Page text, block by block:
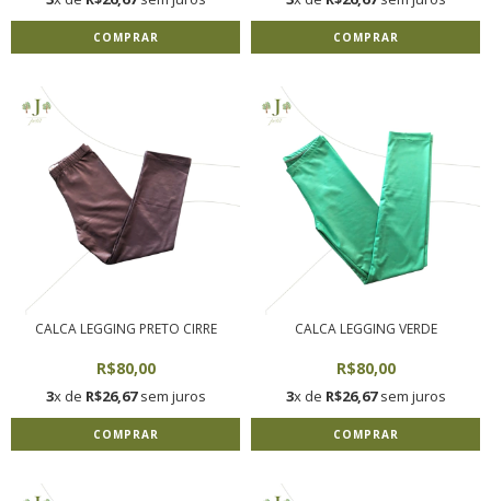
COMPRAR COMPRAR
CALCA LEGGING PRETO CIRRE
R$80,00
3x de R$26,67sem juros
COMPRAR
CALCA LEGGING VERDE
R$80,00
3x de R$26,67sem juros
COMPRAR